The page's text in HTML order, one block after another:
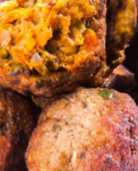
κεφτεδάκια με
σας. Ψήνονται
σερβίρονται με